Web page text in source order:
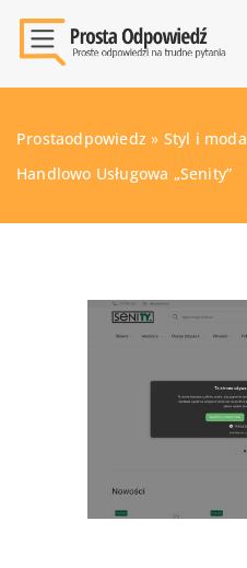
Prostaodpowiedz » Styl i moda
Handlowo Usługowa „Senity”